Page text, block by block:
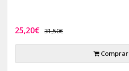
25,20€ 31,50€
Comprar